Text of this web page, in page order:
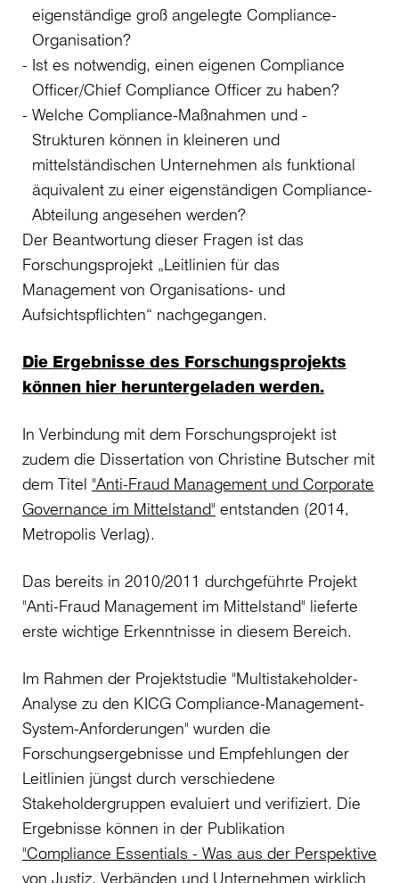
eigenständige groß angelegte Compliance-
Organisation?
Ist es notwendig, einen eigenen Compliance
Officer/Chief Compliance Officer zu haben?
Welche Compliance-Maßnahmen und -
Strukturen können in kleineren und
mittelständischen Unternehmen als funktional
äquivalent zu einer eigenständigen Compliance-
Abteilung angesehen werden?
Der Beantwortung dieser Fragen ist das
Forschungsprojekt „Leitlinien für das
Management von Organisations- und
Aufsichtspflichten“ nachgegangen.
Die Ergebnisse des Forschungsprojekts
können hier heruntergeladen werden.
In Verbindung mit dem Forschungsprojekt ist
zudem die Dissertation von Christine Butscher mit
dem Titel "Anti-Fraud Management und Corporate
Governance im Mittelstand" entstanden (2014,
Metropolis Verlag).
Das bereits in 2010/2011 durchgeführte Projekt
"Anti-Fraud Management im Mittelstand" lieferte
erste wichtige Erkenntnisse in diesem Bereich.
Im Rahmen der Projektstudie "Multistakeholder-
Analyse zu den KICG Compliance-Management-
System-Anforderungen" wurden die
Forschungsergebnisse und Empfehlungen der
Leitlinien jüngst durch verschiedene
Stakeholdergruppen evaluiert und verifiziert. Die
Ergebnisse können in der Publikation
"Compliance Essentials - Was aus der Perspektive
von Justiz, Verbänden und Unternehmen wirklich